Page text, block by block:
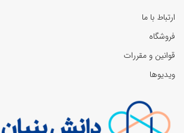
ارتباط با ما
فروشگاه
قوانین و مقررات
ویدیوها